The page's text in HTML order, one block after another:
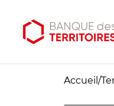
Accueil /